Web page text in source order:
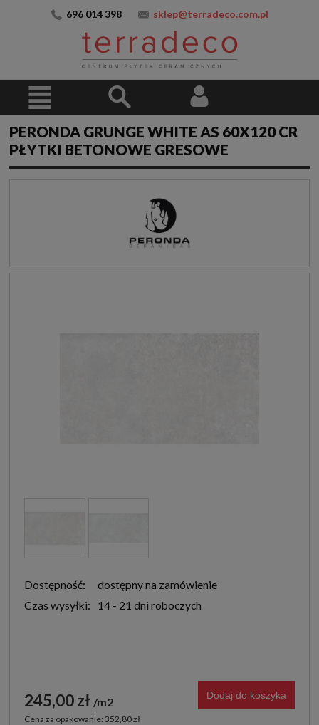
696 014 398 sklep@terradeco.com.pl
PERONDA GRUNGE WHITE AS 60X120 CR
PŁYTKI BETONOWE GRESOWE
Dostępność:
dostępny na zamówienie
Czas wysyłki:
14 - 21 dni roboczych
245,00 zł m2
Cena za opakowanie: 352,80 zł
Dodaj do koszyka